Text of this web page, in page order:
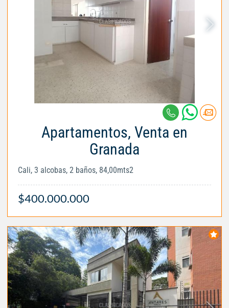
Apartamentos, Venta en
Granada
Cali, 3 alcobas, 2 baños, 84,00mts2
$400.000.000